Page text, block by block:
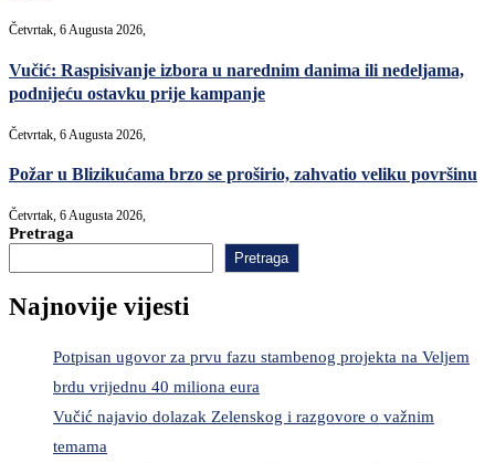
Četvrtak, 6 Augusta 2026,
Vučić: Raspisivanje izbora u narednim danima ili nedeljama,
podnijeću ostavku prije kampanje
Četvrtak, 6 Augusta 2026,
Požar u Blizikućama brzo se proširio, zahvatio veliku površinu
Četvrtak, 6 Augusta 2026,
Pretraga
Pretraga
Najnovije vijesti
Potpisan ugovor za prvu fazu stambenog projekta na Veljem
brdu vrijednu 40 miliona eura
Vučić najavio dolazak Zelenskog i razgovore o važnim
temama